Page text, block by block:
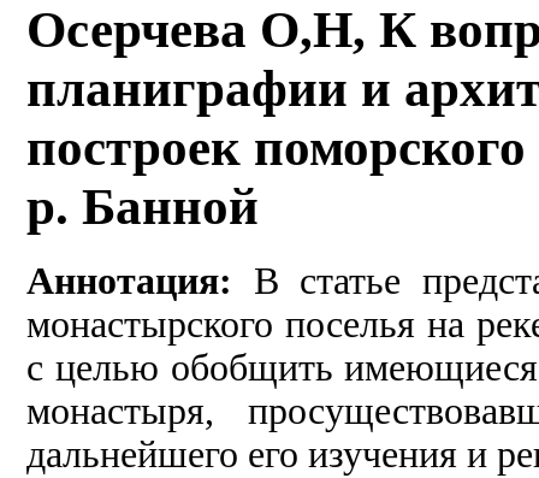
Осерчева О,Н, К
планиграфии и
построек
р. Банной
Аннотация: В статье
монастырского поселья на
с целью обобщить имеющиеся
монастыря,
дальнейшего его изучения и